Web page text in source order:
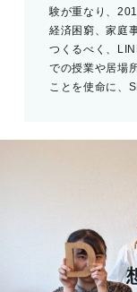
験が重なり、
経済困窮、家庭
つくるべく、
での授業や居場
ことを使命に、